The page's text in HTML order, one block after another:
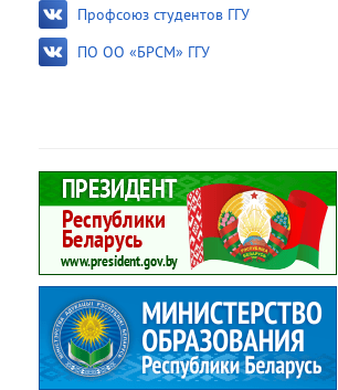
Профсоюз студентов ГГУ
ПО ОО «БРСМ» ГГУ